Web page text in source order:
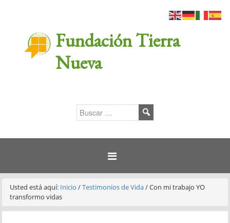
Fundación Tierra
Nueva
Usted está aquí: Inicio/Testimonios de Vida/Con mi trabajo YO
transformo vidas